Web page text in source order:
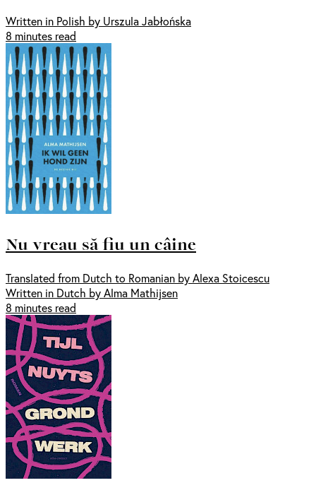
Written in Polish by Urszula Jabłońska
8 minutes read
Nu vreau să fiu un câine
Translated from Dutch to Romanian by Alexa Stoicescu
Written in Dutch by Alma Mathijsen
8 minutes read